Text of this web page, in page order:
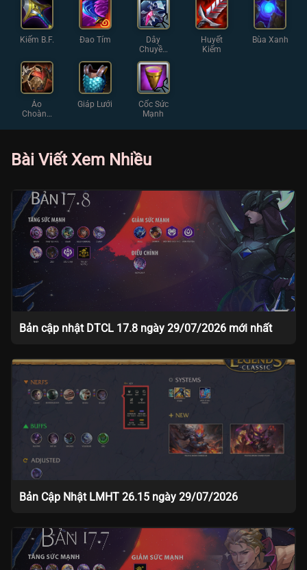
Kiếm B.F. Đao Tím
Dây
Chuyền
Chữ Thập
Huyết
Kiếm
Bùa Xanh
Áo
Choàng
Giáp Lưới
Cốc Sức
Mạnh
Bài Viết Xem Nhiều
Bản cập nhật DTCL 17.8 ngày 29/07/2026 mới nhất
Bản Cập Nhật LMHT 26.15 ngày 29/07/2026